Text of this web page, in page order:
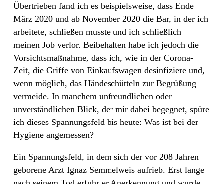
Übertrieben fand ich es beispielsweise, dass Ende
März 2020 und ab November 2020 die Bar, in der ich
arbeitete, schließen musste und ich schließlich
meinen Job verlor. Beibehalten habe ich jedoch die
Vorsichtsmaßnahme, dass ich, wie in der Corona-
Zeit, die Griffe von Einkaufswagen desinfiziere und,
wenn möglich, das Händeschütteln zur Begrüßung
vermeide. In manchem unfreundlichen oder
unverständlichen Blick, der mir dabei begegnet, spüre
ich dieses Spannungsfeld bis heute: Was ist bei der
Hygiene angemessen?
Ein Spannungsfeld, in dem sich der vor 208 Jahren
geborene Arzt Ignaz Semmelweis aufrieb. Erst lange